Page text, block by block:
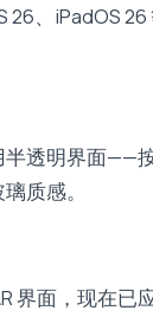
26、iPadOS
半透明界面——
质感。
界面，现在已